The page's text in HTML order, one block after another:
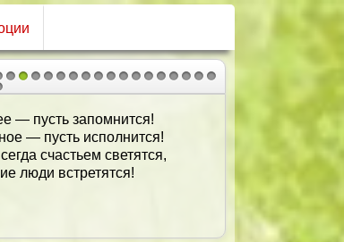
— пусть запомнится!
— пусть исполнится!
счастьем светятся,
люди встретятся!